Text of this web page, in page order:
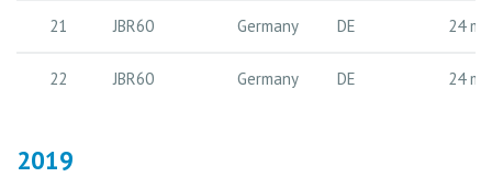
21 JBR60 Germany DE 24 m
22 JBR60 Germany DE 24 m
2019